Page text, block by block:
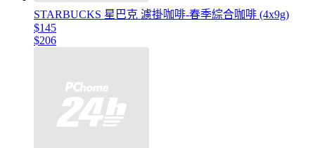
STARBUCKS 星巴克 濾掛咖啡-春季綜合咖啡 (4x9g)
$145
$206